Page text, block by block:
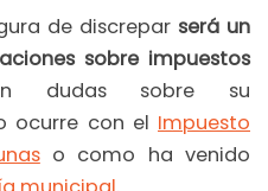
de discrepar será un
sobre impuestos
dudas sobre su
ocurre con el Impuesto
o como ha venido